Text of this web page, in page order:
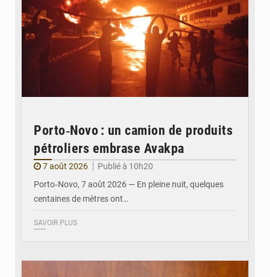
Porto‑Novo : un camion de produits
pétroliers embrase Avakpa
7 août 2026
Publié à 10h20
Porto‑Novo, 7 août 2026 — En pleine nuit, quelques
centaines de mètres ont…
SAVOIR PLUS